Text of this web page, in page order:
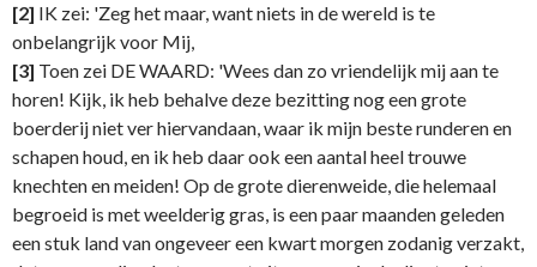
[2] IK zei: 'Zeg het maar, want niets in de wereld is te
onbelangrijk voor Mij,
[3] Toen zei DE WAARD: 'Wees dan zo vriendelijk mij aan te
horen! Kijk, ik heb behalve deze bezitting nog een grote
boerderij niet ver hiervandaan, waar ik mijn beste runderen en
schapen houd, en ik heb daar ook een aantal heel trouwe
knechten en meiden! Op de grote dierenweide, die helemaal
begroeid is met weelderig gras, is een paar maanden geleden
een stuk land van ongeveer een kwart morgen zodanig verzakt,